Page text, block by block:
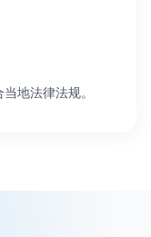
地法律法规。